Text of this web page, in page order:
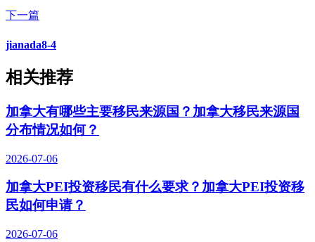
下一篇
jianada8-4
相关推荐
加拿大有哪些主要移民来源国？加拿大移民来源国
分布情况如何？
2026-07-06
加拿大PEI投资移民有什么要求？加拿大PEI投资移
民如何申请？
2026-07-06